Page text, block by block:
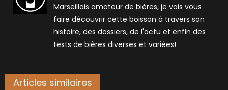
Marseillais amateur de bières, je vais vous
faire découvrir cette boisson à travers son
histoire, des dossiers, de l'actu et enfin des
tests de bières diverses et variées!
Articles similaires